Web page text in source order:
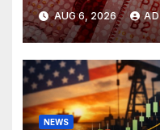
AUG 6, 2026
NEWS